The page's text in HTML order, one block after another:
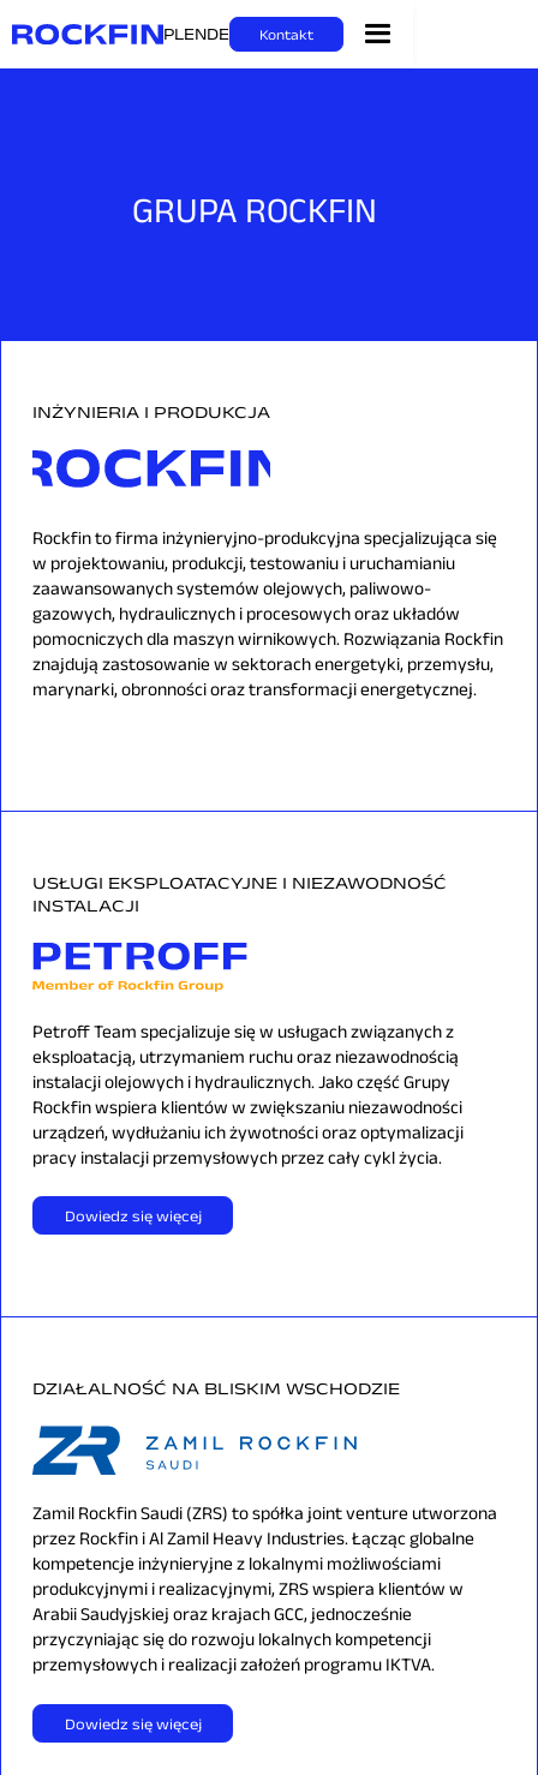
PL ENDE Kontakt
GRUPA ROCKFIN
INŻYNIERIA I PRODUKCJA
Rockfin to firma inżynieryjno-produkcyjna specjalizująca się
w projektowaniu, produkcji, testowaniu i uruchamianiu
zaawansowanych systemów olejowych, paliwowo-
gazowych, hydraulicznych i procesowych oraz układów
pomocniczych dla maszyn wirnikowych. Rozwiązania Rockfin
znajdują zastosowanie w sektorach energetyki, przemysłu,
marynarki, obronności oraz transformacji energetycznej.
USŁUGI EKSPLOATACYJNE I NIEZAWODNOŚĆ
INSTALACJI
Petroff Team specjalizuje się w usługach związanych z
eksploatacją, utrzymaniem ruchu oraz niezawodnością
instalacji olejowych i hydraulicznych. Jako część Grupy
Rockfin wspiera klientów w zwiększaniu niezawodności
urządzeń, wydłużaniu ich żywotności oraz optymalizacji
pracy instalacji przemysłowych przez cały cykl życia.
Dowiedz się więcej
DZIAŁALNOŚĆ NA BLISKIM WSCHODZIE
Zamil Rockfin Saudi (ZRS) to spółka joint venture utworzona
przez Rockfin i Al Zamil Heavy Industries. Łącząc globalne
kompetencje inżynieryjne z lokalnymi możliwościami
produkcyjnymi i realizacyjnymi, ZRS wspiera klientów w
Arabii Saudyjskiej oraz krajach GCC, jednocześnie
przyczyniając się do rozwoju lokalnych kompetencji
przemysłowych i realizacji założeń programu IKTVA.
Dowiedz się więcej